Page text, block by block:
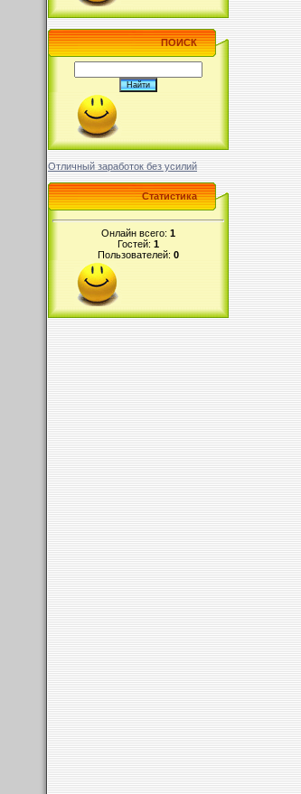
ПОИСК
Отличный заработок без усилий
Статистика
Онлайн всего: 1
Гостей: 1
Пользователей: 0